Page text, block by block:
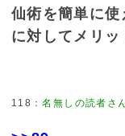
仙術を簡単に使
に対してメリッ
118